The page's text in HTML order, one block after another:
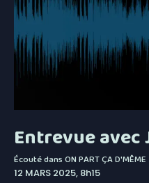
Entrevue
Écouté dansON PART ÇA D'MÊME
12 MARS 2025, 8h15